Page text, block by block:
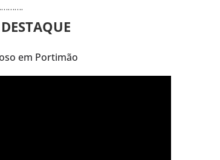
em Portimão